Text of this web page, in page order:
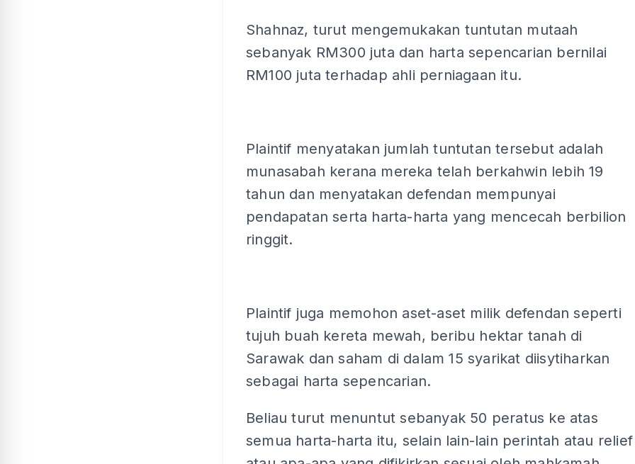
Shahnaz, turut mengemukakan tuntutan mutaah
sebanyak RM300 juta dan harta sepencarian bernilai
RM100 juta terhadap ahli perniagaan itu.
Plaintif menyatakan jumlah tuntutan tersebut adalah
munasabah kerana mereka telah berkahwin lebih 19
tahun dan menyatakan defendan mempunyai
pendapatan serta harta-harta yang mencecah berbilion
ringgit.
Plaintif juga memohon aset-aset milik defendan seperti
tujuh buah kereta mewah, beribu hektar tanah di
Sarawak dan saham di dalam 15 syarikat diisytiharkan
sebagai harta sepencarian.
Beliau turut menuntut sebanyak 50 peratus ke atas
semua harta-harta itu, selain lain-lain perintah atau relief